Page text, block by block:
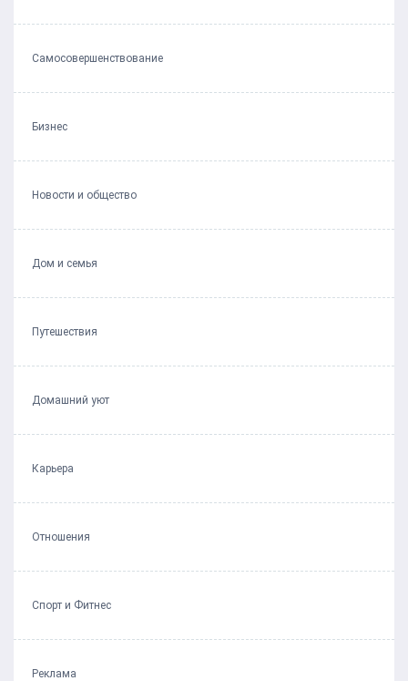
Самосовершенствование
Бизнес
Новости и общество
Дом и семья
Путешествия
Домашний уют
Карьера
Отношения
Спорт и Фитнес
Реклама